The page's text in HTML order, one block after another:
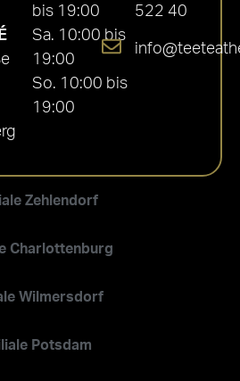
Zehlendorf
Charlottenburg
Wilmersdorf
Potsdam
bis 19:00
Sa. 10:00 bis
19:00
So. 10:00 bis
19:00
522 40